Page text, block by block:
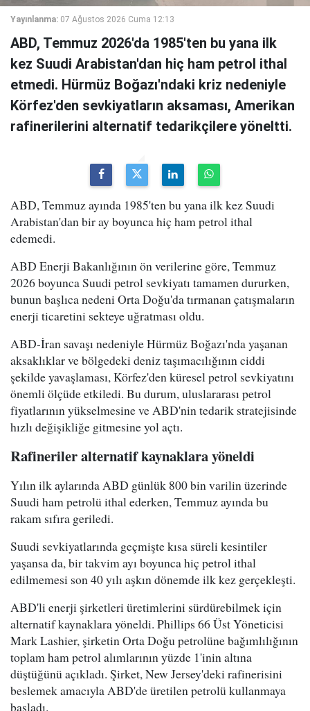
Yayınlanma: 07 Ağustos 2026 Cuma 12:13
ABD, Temmuz 2026'da 1985'ten bu yana ilk
kez Suudi Arabistan'dan hiç ham petrol ithal
etmedi. Hürmüz Boğazı'ndaki kriz nedeniyle
Körfez'den sevkiyatların aksaması, Amerikan
rafinerilerini alternatif tedarikçilere yöneltti.
ABD, Temmuz ayında 1985'ten bu yana ilk kez Suudi
Arabistan'dan bir ay boyunca hiç ham petrol ithal
edemedi.
ABD Enerji Bakanlığının ön verilerine göre, Temmuz
2026 boyunca Suudi petrol sevkiyatı tamamen dururken,
bunun başlıca nedeni Orta Doğu'da tırmanan çatışmaların
enerji ticaretini sekteye uğratması oldu.
ABD-İran savaşı nedeniyle Hürmüz Boğazı'nda yaşanan
aksaklıklar ve bölgedeki deniz taşımacılığının ciddi
şekilde yavaşlaması, Körfez'den küresel petrol sevkiyatını
önemli ölçüde etkiledi. Bu durum, uluslararası petrol
fiyatlarının yükselmesine ve ABD'nin tedarik stratejisinde
hızlı değişikliğe gitmesine yol açtı.
Rafineriler alternatif kaynaklara yöneldi
Yılın ilk aylarında ABD günlük 800 bin varilin üzerinde
Suudi ham petrolü ithal ederken, Temmuz ayında bu
rakam sıfıra geriledi.
Suudi sevkiyatlarında geçmişte kısa süreli kesintiler
yaşansa da, bir takvim ayı boyunca hiç petrol ithal
edilmemesi son 40 yılı aşkın dönemde ilk kez gerçekleşti.
ABD'li enerji şirketleri üretimlerini sürdürebilmek için
alternatif kaynaklara yöneldi. Phillips 66 Üst Yöneticisi
Mark Lashier, şirketin Orta Doğu petrolüne bağımlılığının
toplam ham petrol alımlarının yüzde 1'inin altına
düştüğünü açıkladı. Şirket, New Jersey'deki rafinerisini
beslemek amacıyla ABD'de üretilen petrolü kullanmaya
başladı.